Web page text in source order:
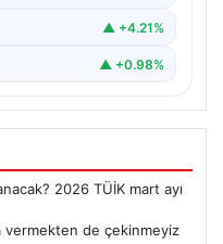
▲ +4.21%
▲ +0.98%
2026 TÜİK mart ayı
vermekten de çekinmeyiz